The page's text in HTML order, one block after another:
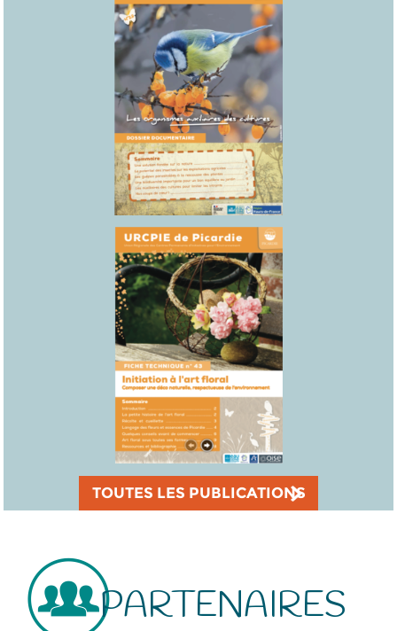
TOUTES LES PUBLICATIONS
PARTENAIRES